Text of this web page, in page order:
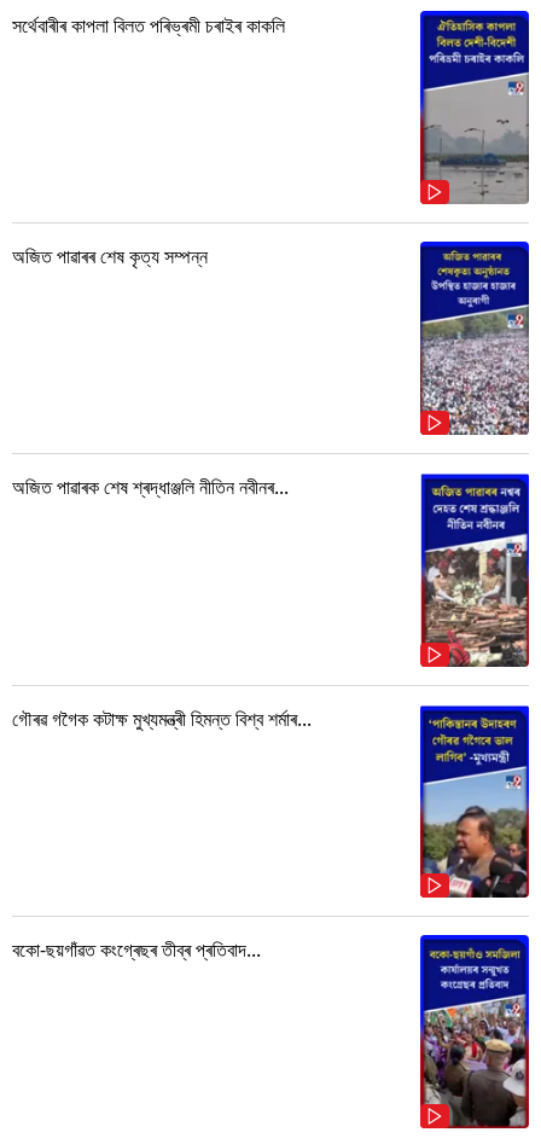
সৰ্থেবাৰীৰ কাপলা বিলত পৰিভ্ৰমী চৰাইৰ কাকলি
অজিত পাৱাৰৰ শেষ কৃত্য সম্পন্ন
অজিত পাৱাৰক শেষ শ্ৰদ্ধাঞ্জলি নীতিন নবীনৰ...
গৌৰৱ গগৈক কটাক্ষ মুখ্যমন্ত্ৰী হিমন্ত বিশ্ব শৰ্মাৰ...
বকো-ছয়গাঁৱত কংগ্ৰেছৰ তীব্ৰ প্ৰতিবাদ...